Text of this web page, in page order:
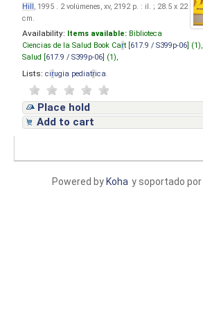
Hill, 1995 . 2 volúmenes, xv, 2192 p. : il. ; 28.5 x 22
cm.
Availability: Items available: Biblioteca
Ciencias de la Salud Book Cart [ 617.9 / S399p-06 ] (1),
Salud [ 617.9 / S399p-06 ] (1),
Lists: cirugia pediatrica
Place hold
Add to cart
y soportado por
Powered by Koha